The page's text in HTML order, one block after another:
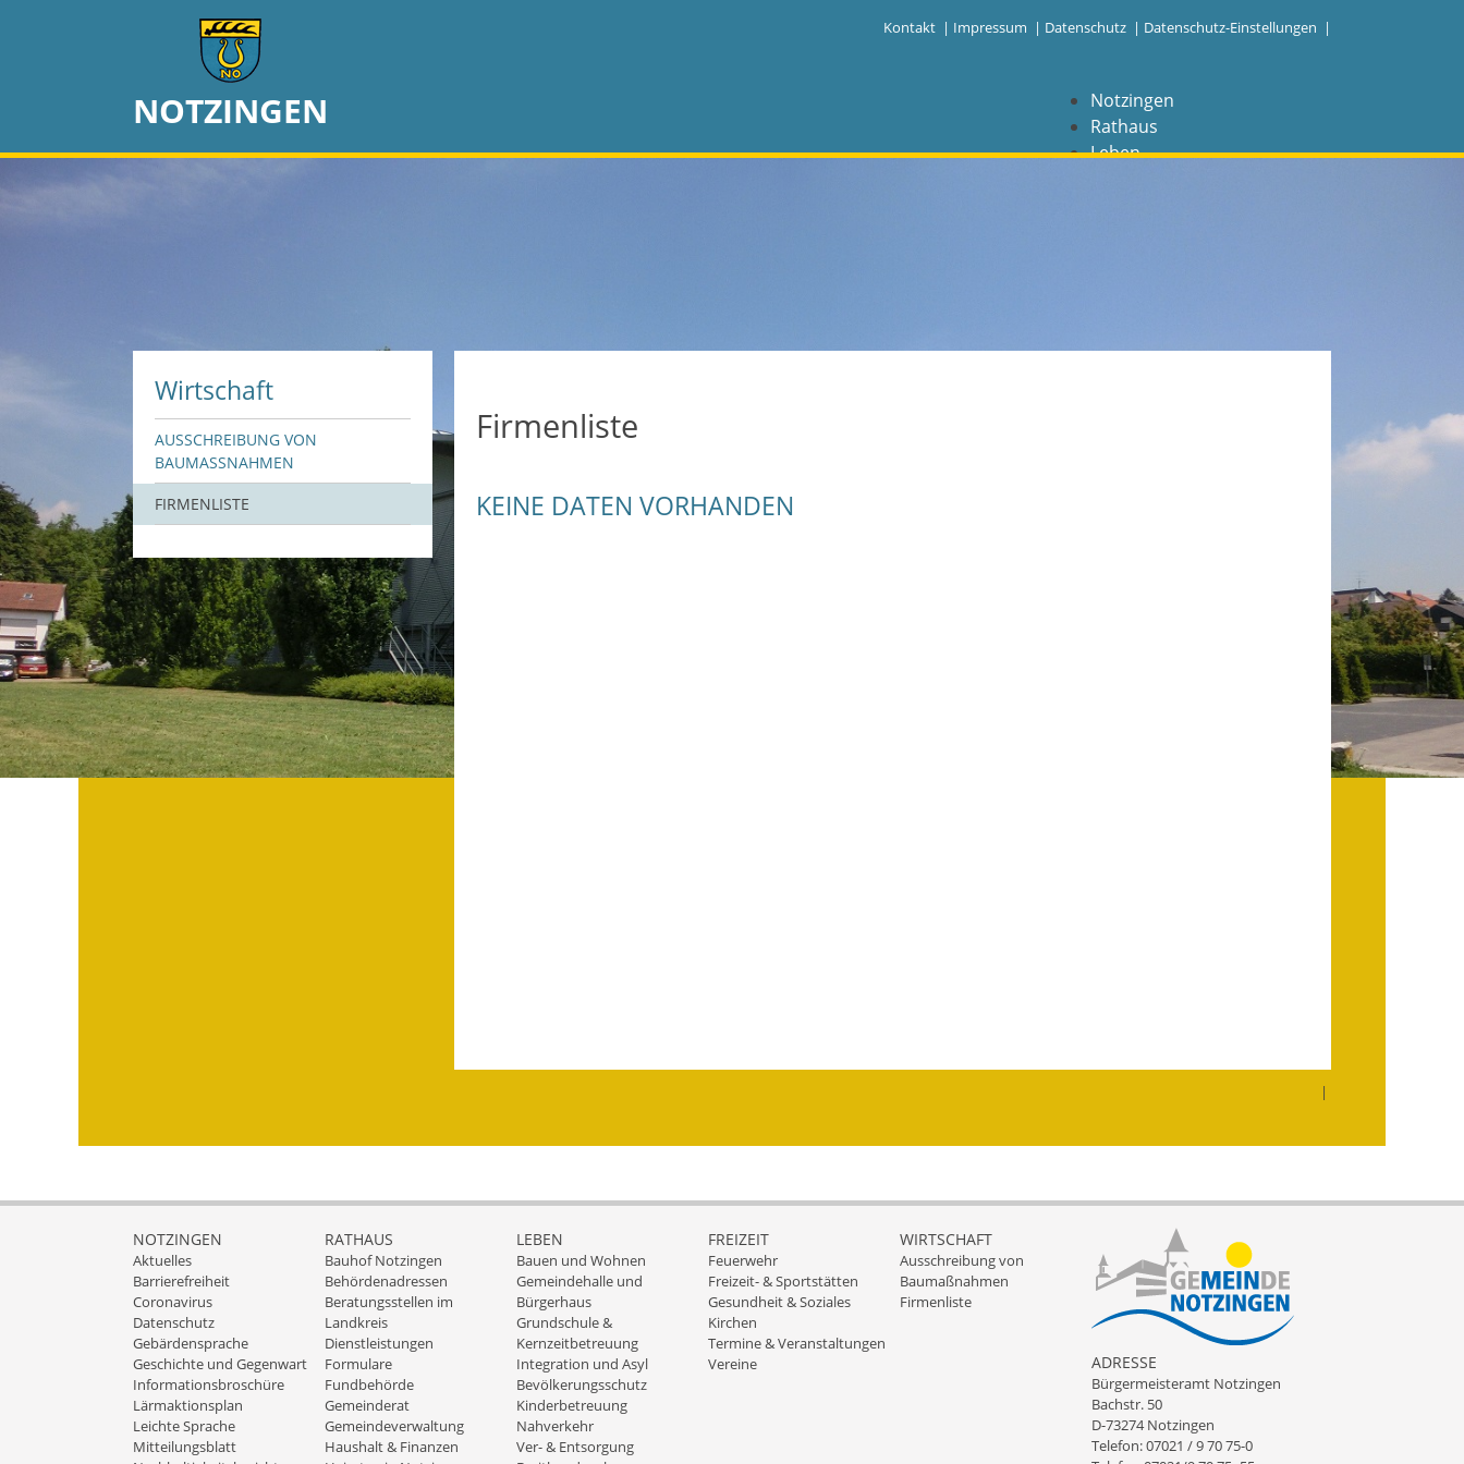
Kontakt | Impressum | Datenschutz | Datenschutz-Einstellungen |
NOTZINGEN
Notzingen
Rathaus
Leben
Notfallplanung
Ortsplan
Schadensmeldung
Straßenbau
Landesstraße
Kreisstraße
Umleitungsplan
Wirtschaft
AUSSCHREIBUNG VON
BAUMASSNAHMEN
FIRMENLISTE
Firmenliste
KEINE DATEN VORHANDEN
|
NOTZINGEN
Aktuelles
Barrierefreiheit
Coronavirus
Datenschutz
Gebärdensprache
Geschichte und Gegenwart
Informationsbroschüre
Lärmaktionsplan
Leichte Sprache
Mitteilungsblatt
RATHAUS
Bauhof Notzingen
Behördenadressen
Beratungsstellen im
Landkreis
Dienstleistungen
Formulare
Fundbehörde
Gemeinderat
Gemeindeverwaltung
Haushalt & Finanzen
LEBEN
Bauen und Wohnen
Gemeindehalle und
Bürgerhaus
Grundschule &
Kernzeitbetreuung
Integration und Asyl
Bevölkerungsschutz
Kinderbetreuung
Nahverkehr
Ver- & Entsorgung
FREIZEIT
Feuerwehr
Freizeit- & Sportstätten
Gesundheit & Soziales
Kirchen
Termine & Veranstaltungen
Vereine
WIRTSCHAFT
Ausschreibung von
Baumaßnahmen
Firmenliste
ADRESSE
Bürgermeisteramt Notzingen
Bachstr. 50
D-73274 Notzingen
Telefon: 07021 / 9 70 75-0